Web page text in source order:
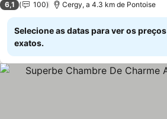
6,1 100 Cergy, a 4.3 km de Pontoise
Selecione as datas para ver os preços
exatos.